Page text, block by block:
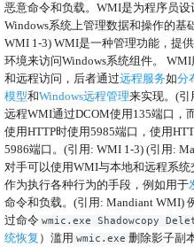
恶意命令和负载。WMI是为程序员设
Windows系统上管理数据和操作的基
WMI 1-3) WMI是一种管理功能，提
环境来访问Windows系统组件。
和远程访问，后者通过远程服务如分
模型和Windows远程管理来实现。(引
远程WMI通过DCOM使用135端口，
使用HTTP时使用5985端口，使用
5986端口。(引用: WMI 1-3) (引用:
对手可以使用WMI与本地和远程系统
作为执行各种行为的手段，例如用于
命令和负载。(引用: Mandiant WMI)
过命令 wmic.exe Shadowcopy
统恢复 ）滥用 wmic.exe 删除影子副